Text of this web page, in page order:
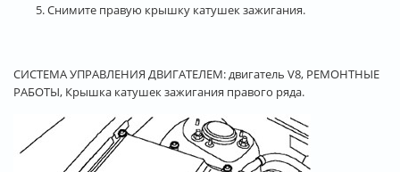
5. Снимите правую крышку катушек зажигания.
СИСТЕМА УПРАВЛЕНИЯ ДВИГАТЕЛЕМ: двигатель V8, РЕМОНТНЫЕ
РАБОТЫ, Крышка катушек зажигания правого ряда.